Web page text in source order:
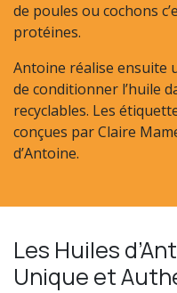
de poules ou cochons
protéines.
Antoine réalise ensuite
de conditionner l’huile
recyclables. Les
conçues par Claire
d’Antoine.
Les Huiles
Unique et